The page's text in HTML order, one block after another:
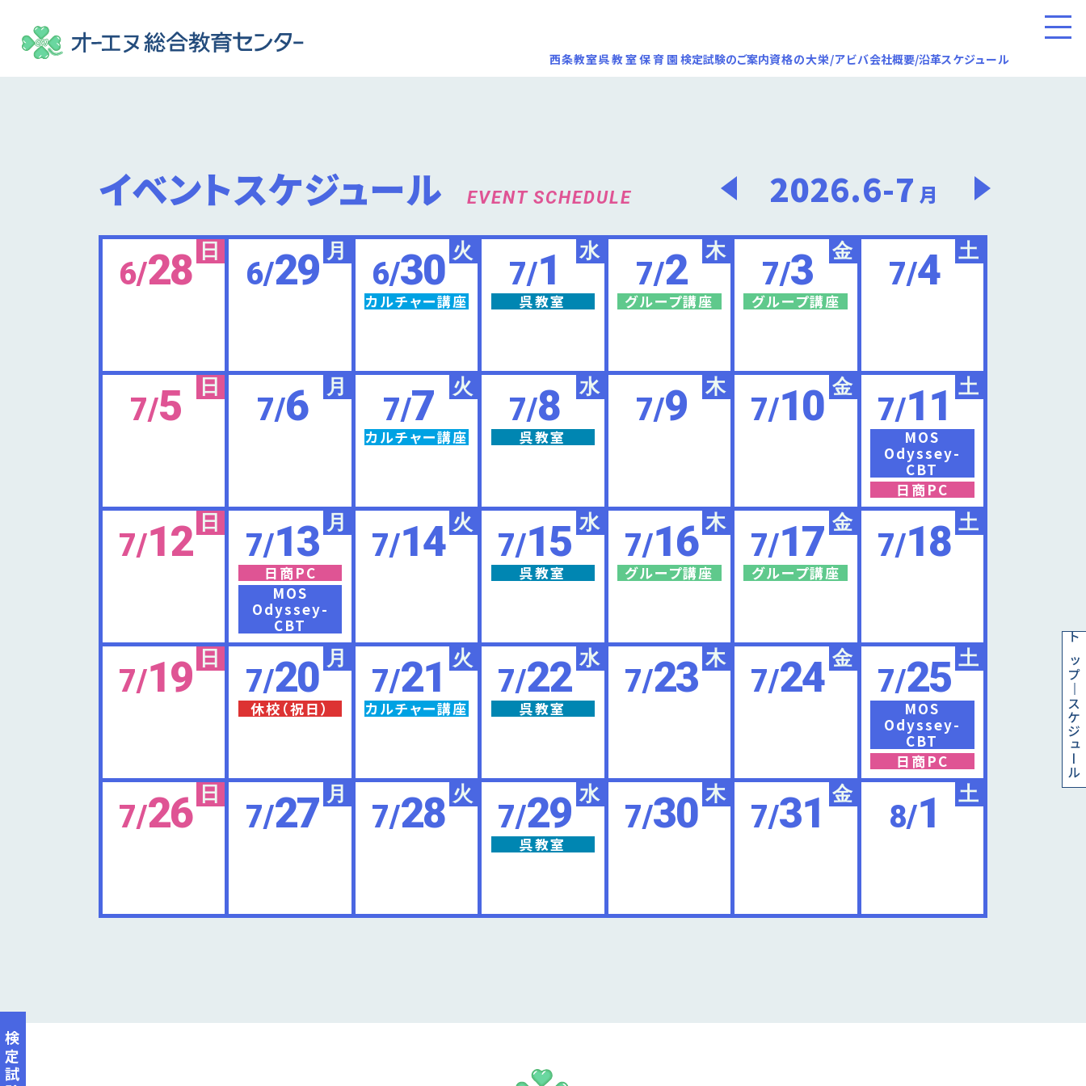
西条教室呉教室保育園 検定試験のご案内資格の大栄/アビバ会社概要/沿革スケジュール
トップ
スケジュール
イベントスケジュール EVENT SCHEDULE 2026.6-7 月
6/28 日
6/29 月
6/30 火
カルチャー講座
7/1 水
呉教室
7/2 木
グループ講座
7/3 金
グループ講座
7/4 土
7/5 日
7/6 月
7/7 火
カルチャー講座
7/8 水
呉教室
7/9 木
7/10 金
7/11 土
MOS
Odyssey-
CBT
日商PC
7/12 日
7/13 月
日商PC
MOS
Odyssey-
CBT
7/14 火
7/15 水
呉教室
7/16 木
グループ講座
7/17 金
グループ講座
7/18 土
7/19 日
7/20 月
休校（祝日）
7/21 火
カルチャー講座
7/22 水
呉教室
7/23 木
7/24 金
7/25 土
MOS
Odyssey-
CBT
日商PC
7/26 日
7/27 月
7/28 火
7/29 水
呉教室
7/30 木
7/31 金
8/1 土